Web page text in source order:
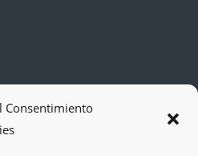
Consentimiento